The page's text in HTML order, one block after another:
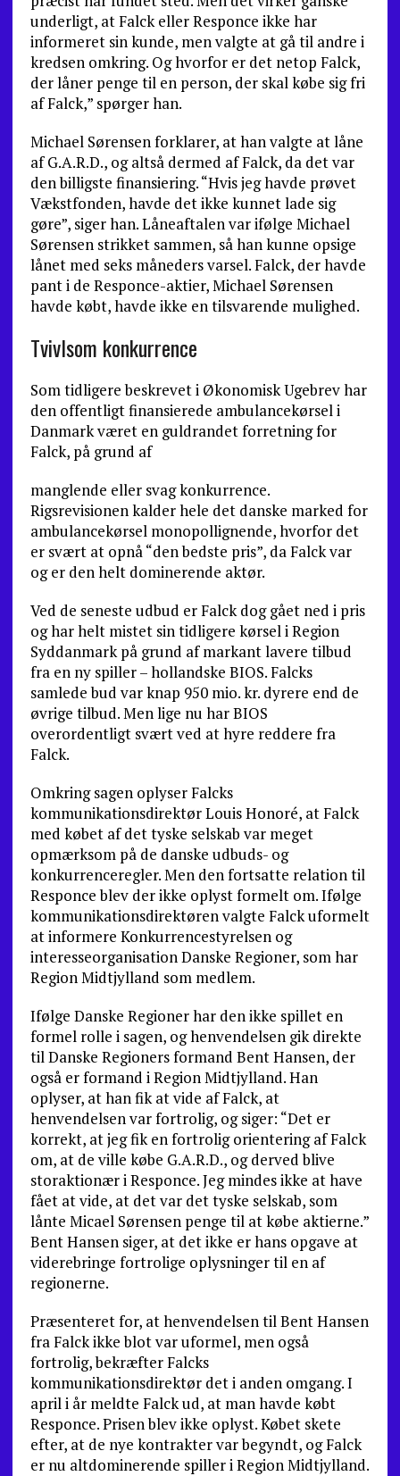
underligt, at Falck eller Responce ikke har
informeret sin kunde, men valgte at gå til andre i
kredsen omkring. Og hvorfor er det netop Falck,
der låner penge til en person, der skal købe sig fri
af Falck,” spørger han.
Michael Sørensen forklarer, at han valgte at låne
af G.A.R.D., og altså dermed af Falck, da det var
den billigste finansiering. “Hvis jeg havde prøvet
Vækstfonden, havde det ikke kunnet lade sig
gøre”, siger han. Låneaftalen var ifølge Michael
Sørensen strikket sammen, så han kunne opsige
lånet med seks måneders varsel. Falck, der havde
pant i de Responce-aktier, Michael Sørensen
havde købt, havde ikke en tilsvarende mulighed.
Tvivlsom konkurrence
Som tidligere beskrevet i Økonomisk Ugebrev har
den offentligt finansierede ambulancekørsel i
Danmark været en guldrandet forretning for
Falck, på grund af
manglende eller svag konkurrence.
Rigsrevisionen kalder hele det danske marked for
ambulancekørsel monopollignende, hvorfor det
er svært at opnå “den bedste pris”, da Falck var
og er den helt dominerende aktør.
Ved de seneste udbud er Falck dog gået ned i pris
og har helt mistet sin tidligere kørsel i Region
Syddanmark på grund af markant lavere tilbud
fra en ny spiller – hollandske BIOS. Falcks
samlede bud var knap 950 mio. kr. dyrere end de
øvrige tilbud. Men lige nu har BIOS
overordentligt svært ved at hyre reddere fra
Falck.
Omkring sagen oplyser Falcks
kommunikationsdirektør Louis Honoré, at Falck
med købet af det tyske selskab var meget
opmærksom på de danske udbuds- og
konkurrenceregler. Men den fortsatte relation til
Responce blev der ikke oplyst formelt om. Ifølge
kommunikationsdirektøren valgte Falck uformelt
at informere Konkurrencestyrelsen og
interesseorganisation Danske Regioner, som har
Region Midtjylland som medlem.
Ifølge Danske Regioner har den ikke spillet en
formel rolle i sagen, og henvendelsen gik direkte
til Danske Regioners formand Bent Hansen, der
også er formand i Region Midtjylland. Han
oplyser, at han fik at vide af Falck, at
henvendelsen var fortrolig, og siger: “Det er
korrekt, at jeg fik en fortrolig orientering af Falck
om, at de ville købe G.A.R.D., og derved blive
storaktionær i Responce. Jeg mindes ikke at have
fået at vide, at det var det tyske selskab, som
lånte Micael Sørensen penge til at købe aktierne.”
Bent Hansen siger, at det ikke er hans opgave at
viderebringe fortrolige oplysninger til en af
regionerne.
Præsenteret for, at henvendelsen til Bent Hansen
fra Falck ikke blot var uformel, men også
fortrolig, bekræfter Falcks
kommunikationsdirektør det i anden omgang. I
april i år meldte Falck ud, at man havde købt
Responce. Prisen blev ikke oplyst. Købet skete
efter, at de nye kontrakter var begyndt, og Falck
er nu altdominerende spiller i Region Midtjylland.